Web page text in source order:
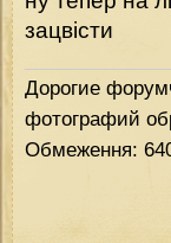
зацвісти
Дорогие
фотографий
Обмеження: